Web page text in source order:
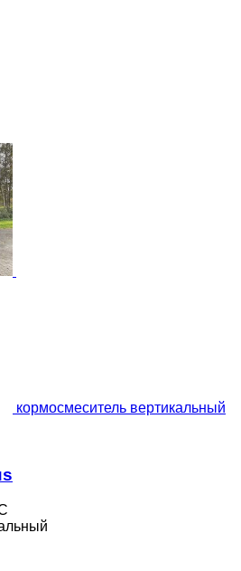
кормосмеситель вертикальный